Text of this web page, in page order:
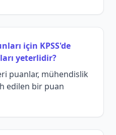
için KPSS'de
yeterlidir?
puanlar, mühendislik
edilen bir puan